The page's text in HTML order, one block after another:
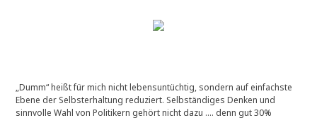
„Dumm“ heißt für mich nicht lebensuntüchtig, sondern auf einfachste
Ebene der Selbsterhaltung reduziert. Selbständiges Denken und
sinnvolle Wahl von Politikern gehört nicht dazu …. denn gut 30%